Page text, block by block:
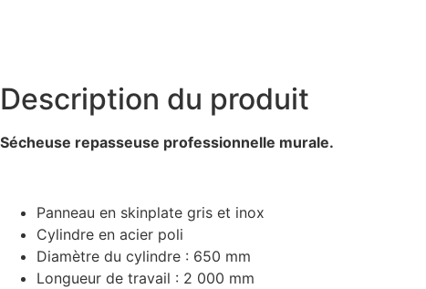
Description du produit
Sécheuse repasseuse professionnelle murale.
Panneau en skinplate gris et inox
Cylindre en acier poli
Diamètre du cylindre : 650 mm
Longueur de travail : 2 000 mm